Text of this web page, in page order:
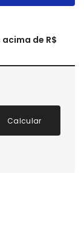
de R$
Calcular